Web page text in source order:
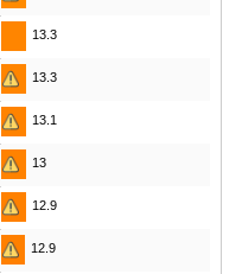
13.3
13.3
13.1
13
12.9
12.9